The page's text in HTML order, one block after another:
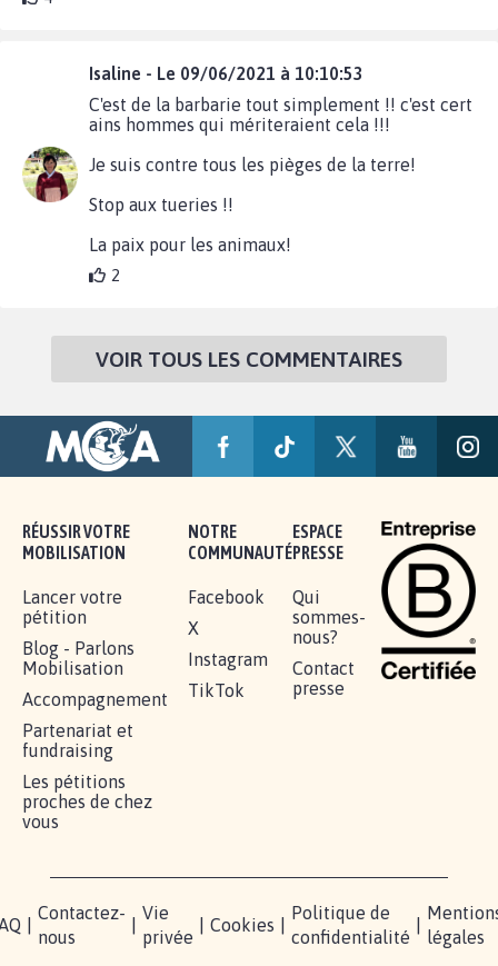
Isaline - Le 09/06/2021 à 10:10:53
C'est de la barbarie tout simplement !! c'est cert
ains hommes qui mériteraient cela !!!
Je suis contre tous les pièges de la terre!
Stop aux tueries !!
La paix pour les animaux!
2
VOIR TOUS LES COMMENTAIRES
RÉUSSIR VOTRE
MOBILISATION
Lancer votre
pétition
Blog - Parlons
Mobilisation
Accompagnement
Partenariat et
fundraising
Les pétitions
proches de chez
vous
NOTRE
COMMUNAUTÉ
Facebook
X
Instagram
TikTok
ESPACE
PRESSE
Qui
sommes-
nous?
Contact
presse
Contactez-
nous
Vie
privée
Cookies
Politique de
confidentialité
légales